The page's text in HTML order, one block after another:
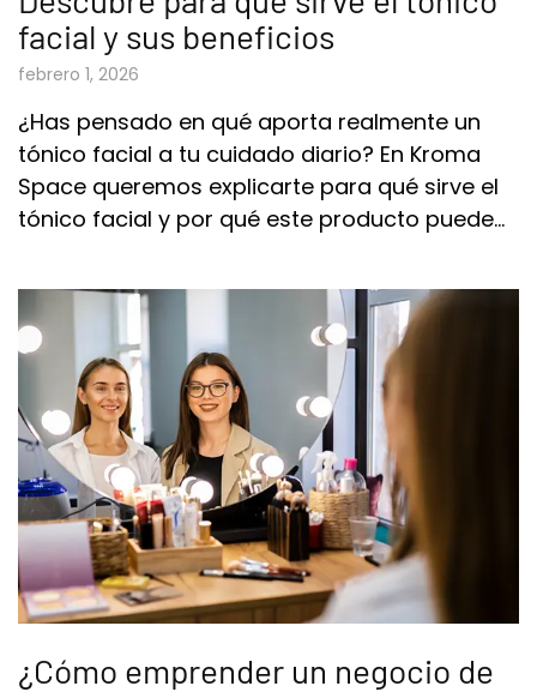
facial y sus beneficios
febrero 1, 2026
¿Has pensado en qué aporta realmente un
tónico facial a tu cuidado diario? En Kroma
Space queremos explicarte para qué sirve el
tónico facial y por qué este producto puede…
¿Cómo emprender un negocio de